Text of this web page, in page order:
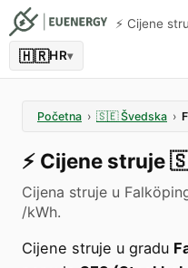
⚡️ Cijene
🇭🇷HR▾
Početna › 🇸🇪 Švedska ›
⚡️ Cijene struje
Cijena struje u
/kWh.
Cijene struje u gradu